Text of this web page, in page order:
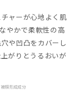
ャーが心地よく肌
やかで柔軟性の高
や凹凸をカバーし
がりとうるおいが
膜形成成分